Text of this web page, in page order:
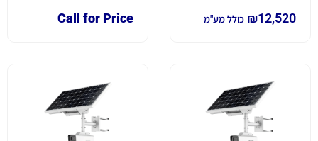
מטר דגם₪12,520 כולל מע"מ
Call for Price